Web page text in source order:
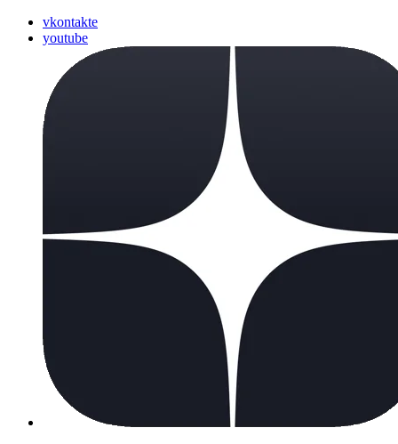
vkontakte
youtube